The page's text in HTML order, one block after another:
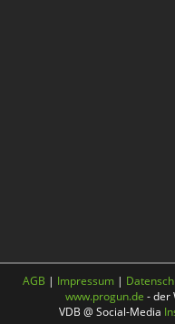
AGB | Impressum |
www.progun.de - der
VDB @ Social-Media